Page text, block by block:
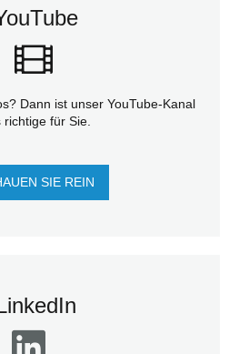
Dann ist unser YouTube-Kanal
richtige für Sie.
SIE REIN